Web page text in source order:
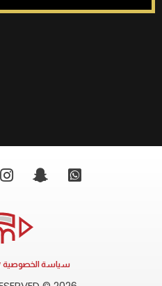
سياسة الخصوصية Privacy Policy